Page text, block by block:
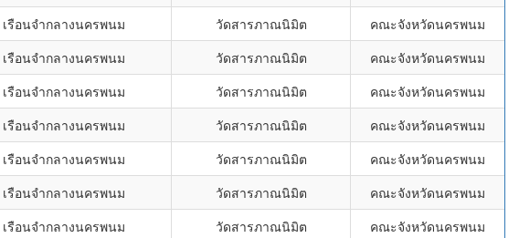
เรือนจำกลางนครพนม วัดสารภาณนิมิต
คณะจังหวัดนครพนม
เรือนจำกลางนครพนม วัดสารภาณนิมิต
คณะจังหวัดนครพนม
เรือนจำกลางนครพนม วัดสารภาณนิมิต
คณะจังหวัดนครพนม
เรือนจำกลางนครพนม วัดสารภาณนิมิต
คณะจังหวัดนครพนม
เรือนจำกลางนครพนม วัดสารภาณนิมิต
คณะจังหวัดนครพนม
เรือนจำกลางนครพนม วัดสารภาณนิมิต
คณะจังหวัดนครพนม
เรือนจำกลางนครพนม วัดสารภาณนิมิต
คณะจังหวัดนครพนม